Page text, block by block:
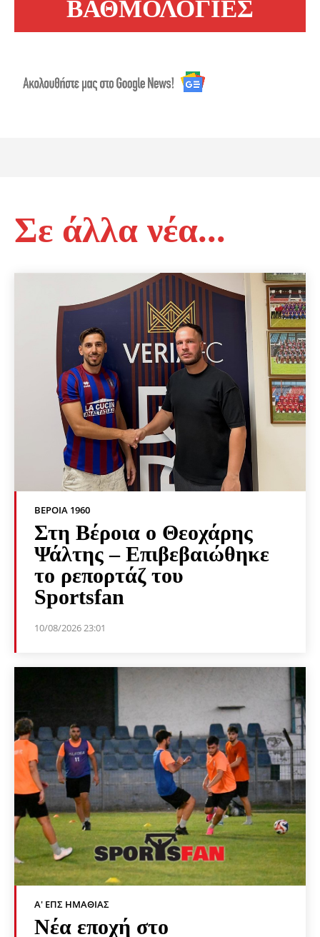
ΒΑΘΜΟΛΟΓΙΕΣ
Σε άλλα νέα...
ΒΕΡΟΙΑ 1960
Στη Βέροια ο Θεοχάρης
Ψάλτης – Επιβεβαιώθηκε
το ρεπορτάζ του
Sportsfan
10/08/2026 23:01
Α' ΕΠΣ ΗΜΑΘΊΑΣ
Νέα εποχή στο